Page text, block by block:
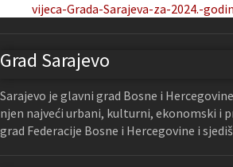
vijeca-Grada-Sarajeva-za-2024.-
Grad Sarajevo
Sarajevo je glavni grad Bosne i
njen najveći urbani, kulturni, ekonomski i
grad Federacije Bosne i Hercegovine i